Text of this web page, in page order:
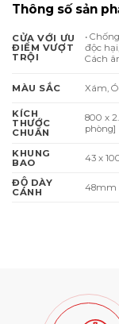
Thông số sản
CỬA VỚI ƯU
ĐIỂM VƯỢT
TRỘI
•
độc
Cách
MÀU SẮC Xám,
KÍCH
THƯỚC
CHUẨN
800 x
phòng]
KHUNG
BAO
43 x
ĐỘ DÀY
CÁNH
48mm